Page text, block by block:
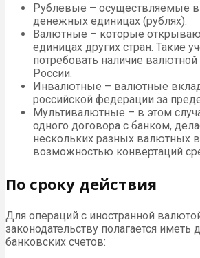
Рублевые – осуществляемые в
денежных единицах (рублях).
Валютные – которые
единицах других стран. Такие
потребовать наличие
России.
Инвалютные – валютные
российской федерации за
Мультивалютные – в этом
одного договора с банком,
нескольких разных валютных
возможностью конвертаций
По сроку действия
Для операций с иностранной
законодательству полагается иметь
банковских счетов: